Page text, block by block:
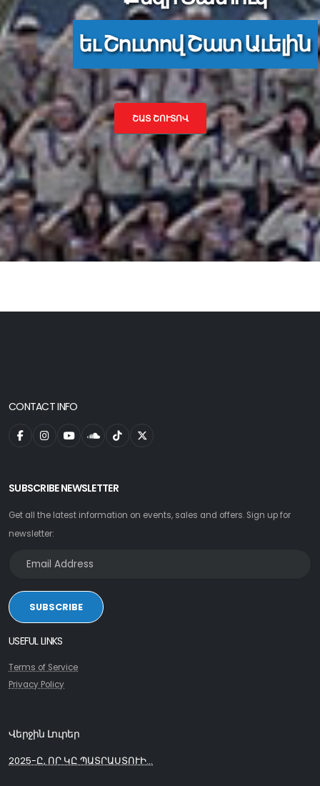
եւ Շուտով Շատ Աւելին
ՇԱՏ ՇՈՒՏՈՎ
CONTACT INFO
SUBSCRIBE NEWSLETTER
Get all the latest information on events, sales and offers. Sign up for
newsletter:
SUBSCRIBE
USEFUL LINKS
Terms of Service
Privacy Policy
Վերջին Լուրեր
2025-Ը, ՈՐ ԿԸ ՊԱՏՐԱՍՏՈՒԻ...